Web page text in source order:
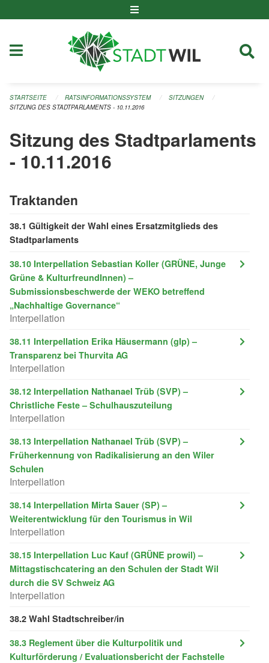
STARTSEITE RATSINFORMATIONSSYSTEM
SITZUNGEN
SITZUNG DES STADTPARLAMENTS - 10.11.2016
Sitzung des Stadtparlaments
- 10.11.2016
Traktanden
38.1 Gültigkeit der Wahl eines Ersatzmitglieds des
Stadtparlaments
38.10 Interpellation Sebastian Koller (GRÜNE, Junge
Grüne & KulturfreundInnen) –
Submissionsbeschwerde der WEKO betreffend
„Nachhaltige Governance“
Interpellation
38.11 Interpellation Erika Häusermann (glp) –
Transparenz bei Thurvita AG
Interpellation
38.12 Interpellation Nathanael Trüb (SVP) –
Christliche Feste – Schulhauszuteilung
Interpellation
38.13 Interpellation Nathanael Trüb (SVP) –
Früherkennung von Radikalisierung an den Wiler
Schulen
Interpellation
38.14 Interpellation Mirta Sauer (SP) –
Weiterentwicklung für den Tourismus in Wil
Interpellation
38.15 Interpellation Luc Kauf (GRÜNE prowil) –
Mittagstischcatering an den Schulen der Stadt Wil
durch die SV Schweiz AG
Interpellation
38.2 Wahl Stadtschreiber/in
38.3 Reglement über die Kulturpolitik und
Kulturförderung / Evaluationsbericht der Fachstelle